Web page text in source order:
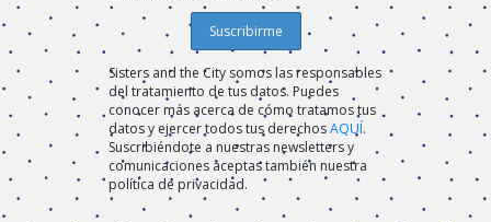
Sisters and the City somos las responsables
del tratamiento de tus datos. Puedes
conocer más acerca de cómo tratamos tus
datos y ejercer todos tus derechosAQUÍ.
Suscribiéndote a nuestras newsletters y
comunicaciones aceptas también nuestra
política de privacidad.